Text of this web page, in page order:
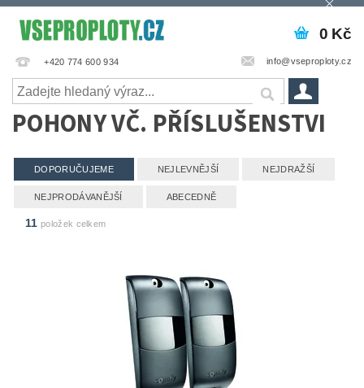
+420 774 600 934 info@vseproploty.cz
0 Kč
POHONY VČ. PŘÍSLUŠENSTVI
DOPORUČUJEME NEJLEVNĚJŠÍ NEJDRAŽŠÍ
NEJPRODÁVANĚJŠÍ ABECEDNĚ
11 položek celkem